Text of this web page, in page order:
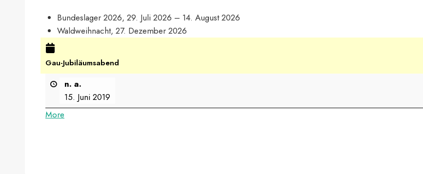
Bundeslager 2026, 29. Juli 2026 – 14. August 2026
Waldweihnacht, 27. Dezember 2026
Gau-Jubiläumsabend
n. a.
15. Juni 2019
More